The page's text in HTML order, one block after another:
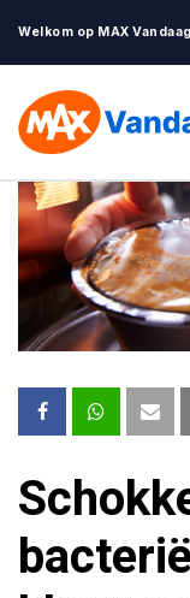
Welkom op MAX Vandaag